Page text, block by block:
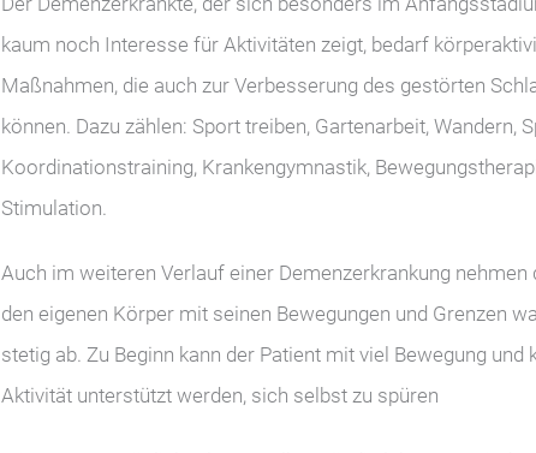
kaum noch Interesse für Aktivitäten zeigt, bedarf
Maßnahmen, die auch zur Verbesserung des gestörten
können. Dazu zählen: Sport treiben, Gartenarbeit, Wandern,
Koordinationstraining, Krankengymnastik,
Stimulation.
Auch im weiteren Verlauf einer Demenzerkrankung nehmen
den eigenen Körper mit seinen Bewegungen und Grenzen
stetig ab. Zu Beginn kann der Patient mit viel Bewegung und
Aktivität unterstützt werden, sich selbst zu spüren